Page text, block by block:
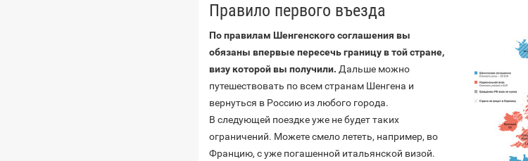
Правило первого въезда
По правилам Шенгенского соглашения вы
обязаны впервые пересечь границу в той стране,
визу которой вы получили. Дальше можно
путешествовать по всем странам Шенгена и
вернуться в Россию из любого города.
В следующей поездке уже не будет таких
ограничений. Можете смело лететь, например, во
Францию, с уже погашенной итальянской визой.